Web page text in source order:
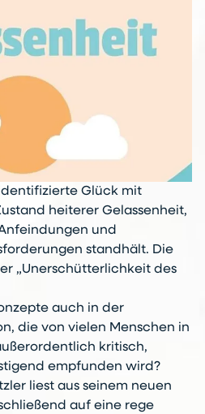
Glück mit
heiterer Gelassenheit,
und
standhält. Die
„Unerschütterlichkeit des
auch in der
die von vielen Menschen in
kritisch,
empfunden wird?
liest aus seinem neuen
auf eine rege